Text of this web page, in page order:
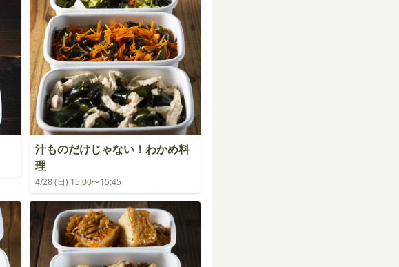
汁ものだけじゃない！わかめ料
理
4/28 (日) 15:00〜15:45